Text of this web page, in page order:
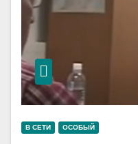
В СЕТИ ОСОБЫЙ